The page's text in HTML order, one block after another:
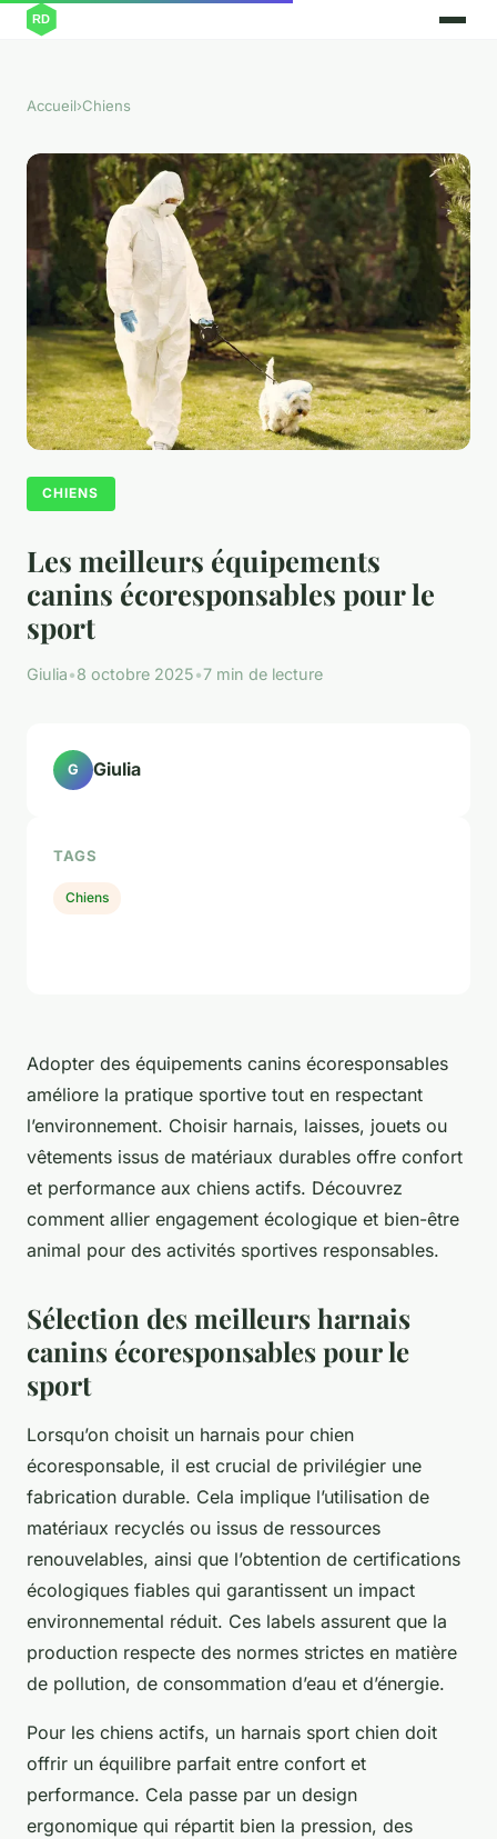
Accueil›Chiens
CHIENS
Les meilleurs équipements
canins écoresponsables pour le
sport
Giulia•8 octobre 2025•7 min de lecture
Adopter des équipements canins écoresponsables
améliore la pratique sportive tout en respectant
l’environnement. Choisir harnais, laisses, jouets ou
vêtements issus de matériaux durables offre confort
et performance aux chiens actifs. Découvrez
comment allier engagement écologique et bien-être
animal pour des activités sportives responsables.
Sélection des meilleurs harnais
canins écoresponsables pour le
sport
Lorsqu’on choisit un harnais pour chien
écoresponsable, il est crucial de privilégier une
fabrication durable. Cela implique l’utilisation de
matériaux recyclés ou issus de ressources
renouvelables, ainsi que l’obtention de certifications
écologiques fiables qui garantissent un impact
environnemental réduit. Ces labels assurent que la
production respecte des normes strictes en matière
de pollution, de consommation d’eau et d’énergie.
Pour les chiens actifs, un harnais sport chien doit
offrir un équilibre parfait entre confort et
performance. Cela passe par un design
ergonomique qui répartit bien la pression, des
G Giulia
TAGS
Chiens